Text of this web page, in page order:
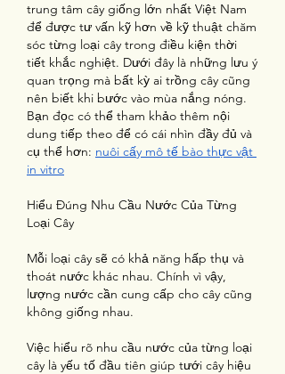
trung tâm cây giống lớn nhất Việt Nam
để được tư vấn kỹ hơn về kỹ thuật chăm
sóc từng loại cây trong điều kiện thời
tiết khắc nghiệt. Dưới đây là những lưu ý
quan trọng mà bất kỳ ai trồng cây cũng
nên biết khi bước vào mùa nắng nóng.
Bạn đọc có thể tham khảo thêm nội
dung tiếp theo để có cái nhìn đầy đủ và
cụ thể hơn: nuôi cấy mô tế bào thực vật
in vitro
Hiểu Đúng Nhu Cầu Nước Của Từng
Loại Cây
Mỗi loại cây sẽ có khả năng hấp thụ và
thoát nước khác nhau. Chính vì vậy,
lượng nước cần cung cấp cho cây cũng
không giống nhau.
Việc hiểu rõ nhu cầu nước của từng loại
cây là yếu tố đầu tiên giúp tưới cây hiệu